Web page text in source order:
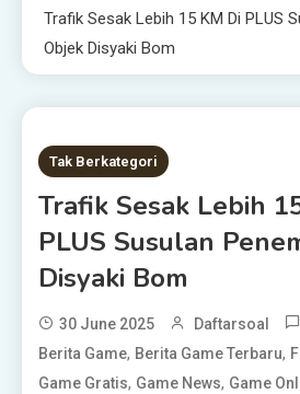
Trafik Sesak Lebih 15 KM Di PLUS
Objek Disyaki Bom
1 MIN READ
Tak Berkategori
Trafik Sesak Lebih
PLUS Susulan
Disyaki Bom
30 June 2025 Daftarsoal
Berita Game, Berita Game Terbaru,
Game Gratis, Game News, Game